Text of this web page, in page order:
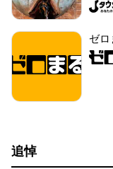
ゼロ
追悼